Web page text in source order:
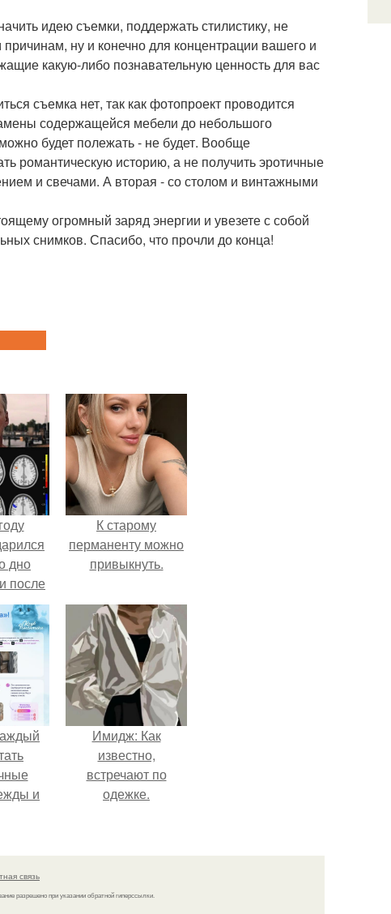
идею съемки, поддержать стилистику, не
ну и конечно для концентрации вашего и
какую-либо познавательную ценность для вас
съемка нет, так как фотопроект проводится
содержащейся мебели до небольшого
будет полежать - не будет. Вообще
романтическую историю, а не получить эротичные
и свечами. А вторая - со столом и винтажными
огромный заряд энергии и увезете с собой
снимков. Спасибо, что прочли до конца!
дно
после
самым
К старому
перманенту можно
привыкнуть.
и
Имидж: Как
известно,
встречают по
одежке.
связь
разрешено при указании обратной гиперссылки.